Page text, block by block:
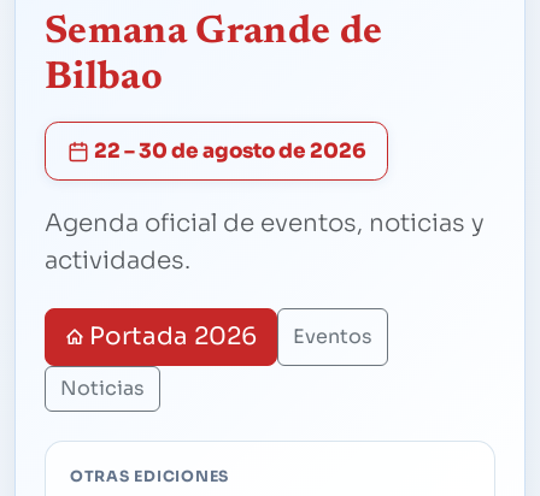
Semana Grande de
Bilbao
22 – 30 de agosto de 2026
Agenda oficial de eventos, noticias y
actividades.
Portada 2026 Eventos
Noticias
OTRAS EDICIONES